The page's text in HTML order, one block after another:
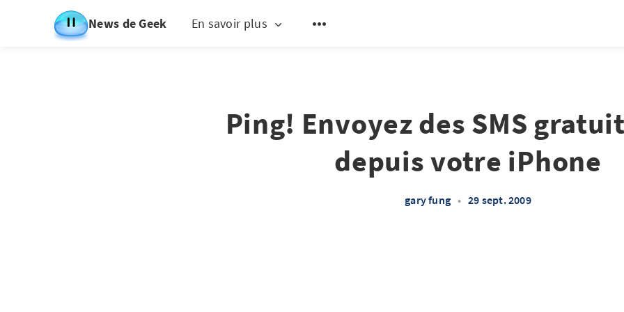
News de Geek En savoir plus
Ping! Envoyez des SMS
depuis votre iPhone
gary fung • 29 sept. 2009